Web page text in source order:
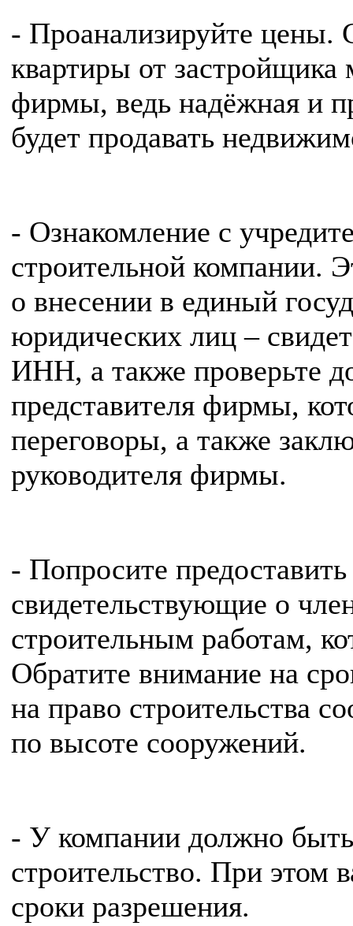
- Проанализируйте цены.
квартиры от
фирмы, ведь надёжная и
будет продавать
- Ознакомление с
строительной компании.
о внесении в единый
юридических лиц –
ИНН, а также проверьте
представителя фирмы,
переговоры, а также
руководителя фирмы.
- Попросите
свидетельствующие о
строительным работам,
Обратите внимание на
на право строительства
по высоте сооружений.
- У компании должно быть
строительство. При этом
сроки разрешения.